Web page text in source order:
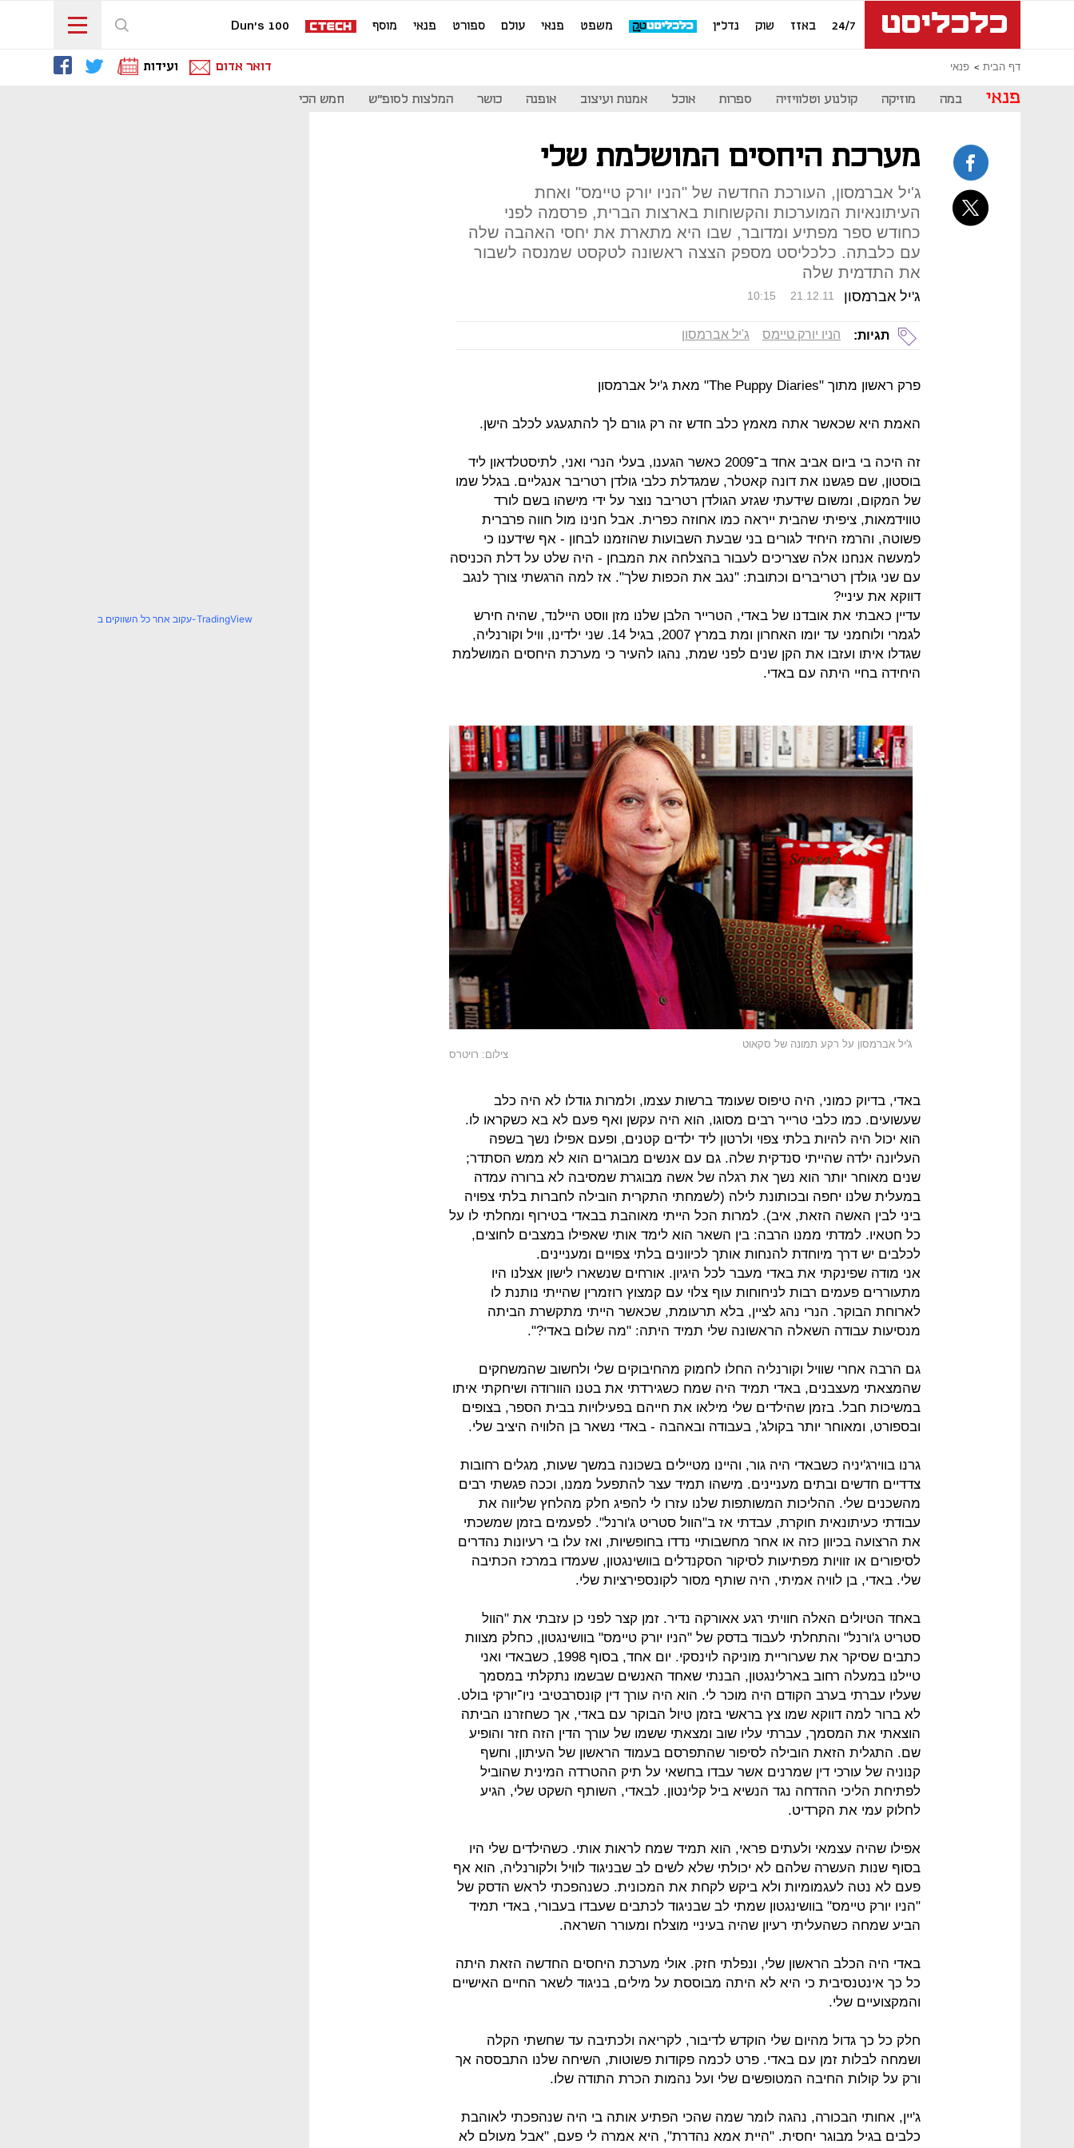
24/7 באזז שוק נדל"ן משפט פנאי עולם ספורט פנאי מוסף Dun's 100
דף הבית פנאי דואר אדום ועידות
פנאי במה מוזיקה קולנוע וטלוויזיה ספרות אוכל אמנות ועיצוב אופנה כושר המלצות לסופ"ש חמש הכי
מערכת היחסים המושלמת שלי
ג'יל אברמסון, העורכת החדשה של "הניו יורק טיימס" ואחת
העיתונאיות המוערכות והקשוחות בארצות הברית, פרסמה לפני
כחודש ספר מפתיע ומדובר, שבו היא מתארת את יחסי האהבה שלה
עם כלבתה. כלכליסט מספק הצצה ראשונה לטקסט שמנסה לשבור
את התדמית שלה
ג'יל אברמסון 10:15 21.12.11
תגיות: הניו יורק טיימס ג'יל אברמסון
פרק ראשון מתוך "The Puppy Diaries" מאת ג'יל אברמסון
האמת היא שכאשר אתה מאמץ כלב חדש זה רק גורם לך להתגעגע לכלב הישן.
זה היכה בי ביום אביב אחד ב־2009 כאשר הגענו, בעלי הנרי ואני, לתיסטלדאון ליד
בוסטון, שם פגשנו את דונה קאטלר, שמגדלת כלבי גולדן רטריבר אנגליים. בגלל שמו
של המקום, ומשום שידעתי שגזע הגולדן רטריבר נוצר על ידי מישהו בשם לורד
טווידמאות, ציפיתי שהבית ייראה כמו אחוזה כפרית. אבל חנינו מול חווה פרברית
פשוטה, והרמז היחיד לגורים בני שבעת השבועות שהוזמנו לבחון - אף שידענו כי
למעשה אנחנו אלה שצריכים לעבור בהצלחה את המבחן - היה שלט על דלת הכניסה
עם שני גולדן רטריברים וכתובת: "נגב את הכפות שלך". אז למה הרגשתי צורך לנגב
דווקא את עיניי?
עדיין כאבתי את אובדנו של באדי, הטרייר הלבן שלנו מזן ווסט היילנד, שהיה חירש
לגמרי ולוחמני עד יומו האחרון ומת במרץ 2007, בגיל 14. שני ילדינו, וויל וקורנליה,
שגדלו איתו ועזבו את הקן שנים לפני שמת, נהגו להעיר כי מערכת היחסים המושלמת
היחידה בחיי היתה עם באדי.
ג'יל אברמסון על רקע תמונה של סקאוט
צילום: רויטרס
באדי, בדיוק כמוני, היה טיפוס שעומד ברשות עצמו, ולמרות גודלו לא היה כלב
שעשועים. כמו כלבי טרייר רבים מסוגו, הוא היה עקשן ואף פעם לא בא כשקראו לו.
הוא יכול היה להיות בלתי צפוי ולרטון ליד ילדים קטנים, ופעם אפילו נשך בשפה
העליונה ילדה שהייתי סנדקית שלה. גם עם אנשים מבוגרים הוא לא ממש הסתדר;
שנים מאוחר יותר הוא נשך את רגלה של אשה מבוגרת שמסיבה לא ברורה עמדה
במעלית שלנו יחפה ובכותונת לילה (לשמחתי התקרית הובילה לחברות בלתי צפויה
ביני לבין האשה הזאת, איב). למרות הכל הייתי מאוהבת בבאדי בטירוף ומחלתי לו על
כל חטאיו. למדתי ממנו הרבה: בין השאר הוא לימד אותי שאפילו במצבים לחוצים,
לכלבים יש דרך מיוחדת להנחות אותך לכיוונים בלתי צפויים ומעניינים.
אני מודה שפינקתי את באדי מעבר לכל היגיון. אורחים שנשארו לישון אצלנו היו
מתעוררים פעמים רבות לניחוחות עוף צלוי עם קמצוץ רוזמרין שהייתי נותנת לו
לארוחת הבוקר. הנרי נהג לציין, בלא תרעומת, שכאשר הייתי מתקשרת הביתה
מנסיעות עבודה השאלה הראשונה שלי תמיד היתה: "מה שלום באדי?".
גם הרבה אחרי שוויל וקורנליה החלו לחמוק מהחיבוקים שלי ולחשוב שהמשחקים
שהמצאתי מעצבנים, באדי תמיד היה שמח כשגירדתי את בטנו הוורודה ושיחקתי איתו
במשיכות חבל. בזמן שהילדים שלי מילאו את חייהם בפעילויות בבית הספר, בצופים
ובספורט, ומאוחר יותר בקולג', בעבודה ובאהבה - באדי נשאר בן הלוויה היציב שלי.
גרנו בווירג'יניה כשבאדי היה גור, והיינו מטיילים בשכונה במשך שעות, מגלים רחובות
צדדיים חדשים ובתים מעניינים. מישהו תמיד עצר להתפעל ממנו, וככה פגשתי רבים
מהשכנים שלי. ההליכות המשותפות שלנו עזרו לי להפיג חלק מהלחץ שליווה את
עבודתי כעיתונאית חוקרת, עבדתי אז ב"הוול סטריט ג'ורנל". לפעמים בזמן שמשכתי
את הרצועה בכיוון כזה או אחר מחשבותיי נדדו בחופשיות, ואז עלו בי רעיונות נהדרים
לסיפורים או זוויות מפתיעות לסיקור הסקנדלים בוושינגטון, שעמדו במרכז הכתיבה
שלי. באדי, בן לוויה אמיתי, היה שותף מסור לקונספירציות שלי.
באחד הטיולים האלה חוויתי רגע אאורקה נדיר. זמן קצר לפני כן עזבתי את "הוול
סטריט ג'ורנל" והתחלתי לעבוד בדסק של "הניו יורק טיימס" בוושינגטון, כחלק מצוות
כתבים שסיקר את שערוריית מוניקה לוינסקי. יום אחד, בסוף 1998, כשבאדי ואני
טיילנו במעלה רחוב בארלינגטון, הבנתי שאחד האנשים שבשמו נתקלתי במסמך
שעליו עברתי בערב הקודם היה מוכר לי. הוא היה עורך דין קונסרבטיבי ניו־יורקי בולט.
לא ברור למה דווקא שמו צץ בראשי בזמן טיול הבוקר עם באדי, אך כשחזרנו הביתה
הוצאתי את המסמך, עברתי עליו שוב ומצאתי ששמו של עורך הדין הזה חזר והופיע
שם. התגלית הזאת הובילה לסיפור שהתפרסם בעמוד הראשון של העיתון, וחשף
קנוניה של עורכי דין שמרנים אשר עבדו בחשאי על תיק ההטרדה המינית שהוביל
לפתיחת הליכי ההדחה נגד הנשיא ביל קלינטון. לבאדי, השותף השקט שלי, הגיע
לחלוק עמי את הקרדיט.
אפילו שהיה עצמאי ולעתים פראי, הוא תמיד שמח לראות אותי. כשהילדים שלי היו
בסוף שנות העשרה שלהם לא יכולתי שלא לשים לב שבניגוד לוויל ולקורנליה, הוא אף
פעם לא נטה לעגמומיות ולא ביקש לקחת את המכונית. כשנהפכתי לראש הדסק של
"הניו יורק טיימס" בוושינגטון שמתי לב שבניגוד לכתבים שעבדו בעבורי, באדי תמיד
הביע שמחה כשהעליתי רעיון שהיה בעיניי מוצלח ומעורר השראה.
באדי היה הכלב הראשון שלי, ונפלתי חזק. אולי מערכת היחסים החדשה הזאת היתה
כל כך אינטנסיבית כי היא לא היתה מבוססת על מילים, בניגוד לשאר החיים האישיים
והמקצועיים שלי.
חלק כל כך גדול מהיום שלי הוקדש לדיבור, לקריאה ולכתיבה עד שחשתי הקלה
ושמחה לבלות זמן עם באדי. פרט לכמה פקודות פשוטות, השיחה שלנו התבססה אך
ורק על קולות החיבה המטופשים שלי ועל נהמות הכרת התודה שלו.
ג'יין, אחותי הבכורה, נהגה לומר שמה שהכי הפתיע אותה בי היה שנהפכתי לאוהבת
כלבים בגיל מבוגר יחסית. "היית אמא נהדרת", היא אמרה לי פעם, "אבל מעולם לא
עקוב אחר כל השווקים ב-TradingView